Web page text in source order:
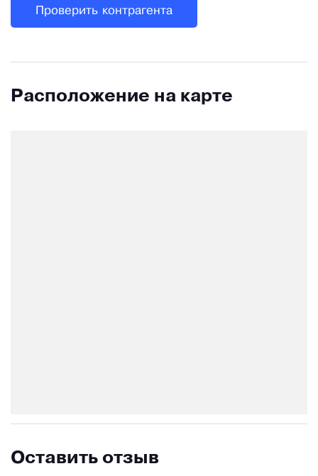
Проверить контрагента
Расположение на карте
Оставить отзыв